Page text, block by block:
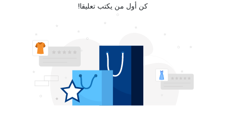
كن أول من يكتب تعليقا!